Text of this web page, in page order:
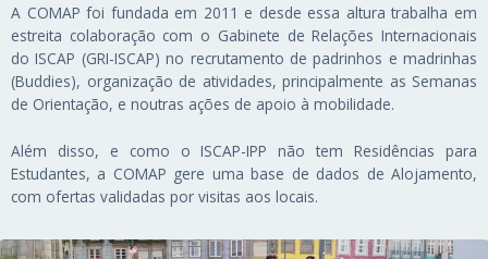
A COMAP foi fundada em 2011 e desde essa altura trabalha em
estreita colaboração com o Gabinete de Relações Internacionais
do ISCAP (GRI-ISCAP) no recrutamento de padrinhos e madrinhas
(Buddies), organização de atividades, principalmente as Semanas
de Orientação, e noutras ações de apoio à mobilidade.
Além disso, e como o ISCAP-IPP não tem Residências para
Estudantes, a COMAP gere uma base de dados de Alojamento,
com ofertas validadas por visitas aos locais.